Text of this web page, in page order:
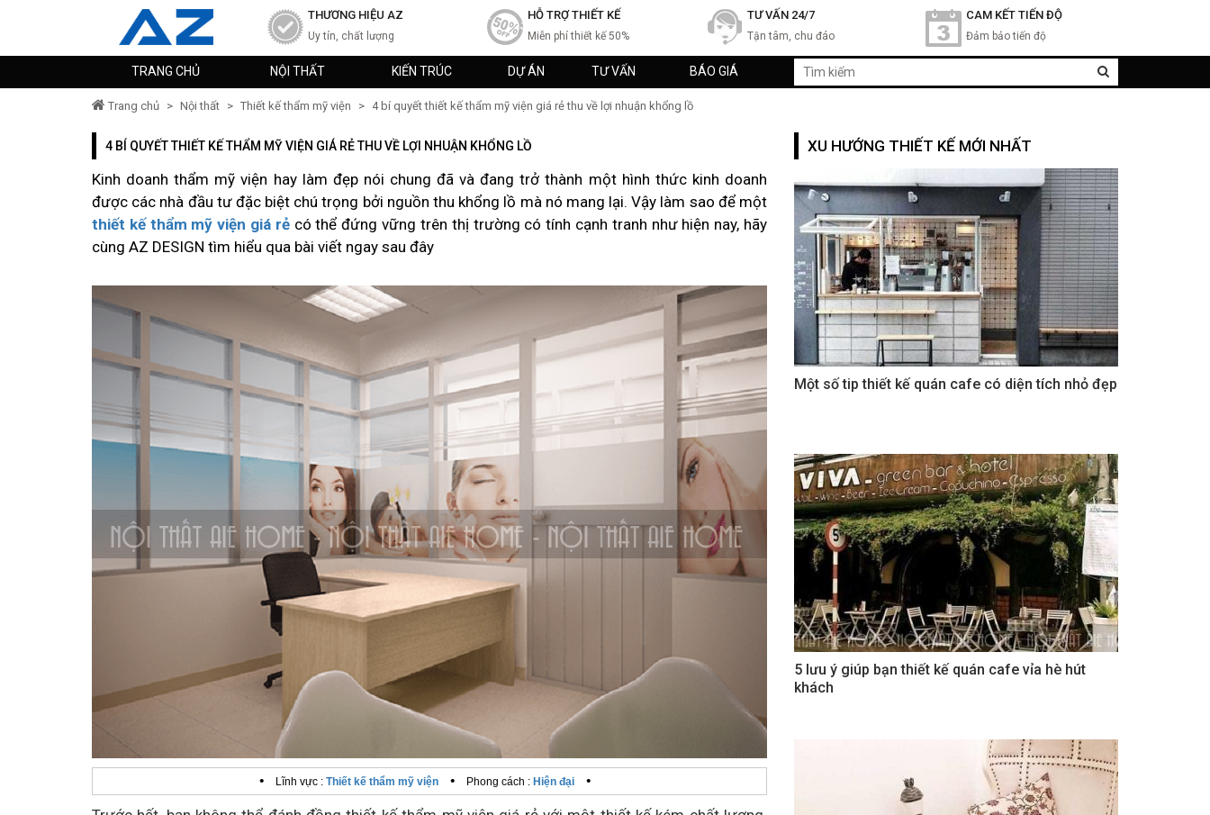
THƯƠNG HIỆU AZ
Uy tín, chất lượng
HỖ TRỢ THIẾT KẾ
Miễn phí thiết kế 50%
TƯ VẤN 24/7
Tận tâm, chu đáo
CAM KẾT TIẾN ĐỘ
Đảm bảo tiến độ
TRANG CHỦ NỘI THẤT KIẾN TRÚC DỰ ÁN TƯ VẤN BÁO GIÁ
Trang chủ > Nội thất > Thiết kế thẩm mỹ viện > 4 bí quyết thiết kế thẩm mỹ viện giá rẻ thu về lợi nhuận khổng lồ
4 BÍ QUYẾT THIẾT KẾ THẨM MỸ VIỆN GIÁ RẺ THU VỀ LỢI NHUẬN KHỔNG LỒ
Kinh doanh thẩm mỹ viện hay làm đẹp nói chung đã và đang trở thành một hình thức kinh doanh
được các nhà đầu tư đặc biệt chú trọng bởi nguồn thu khổng lồ mà nó mang lại. Vậy làm sao để một
thiết kế thẩm mỹ viện giá rẻcó thể đứng vững trên thị trường có tính cạnh tranh như hiện nay, hãy
cùng AZ DESIGN tìm hiểu qua bài viết ngay sau đây
• Lĩnh vực : Thiết kế thẩm mỹ viện • Phong cách : Hiện đại •
XU HƯỚNG THIẾT KẾ MỚI NHẤT
Một số tip thiết kế quán cafe có diện tích nhỏ đẹp
5 lưu ý giúp bạn thiết kế quán cafe vỉa hè hút
khách